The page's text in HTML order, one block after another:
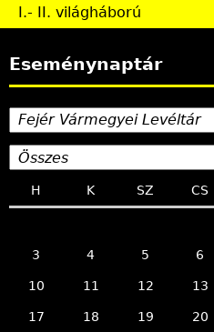
I.- II. világháború
Eseménynaptár
H K SZ CS
3 4 5 6
10 11 12 13
17 18 19 20